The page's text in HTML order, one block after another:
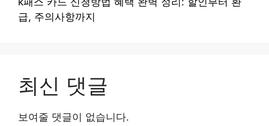
급, 주의사항까지
최신 댓글
보여줄 댓글이 없습니다.